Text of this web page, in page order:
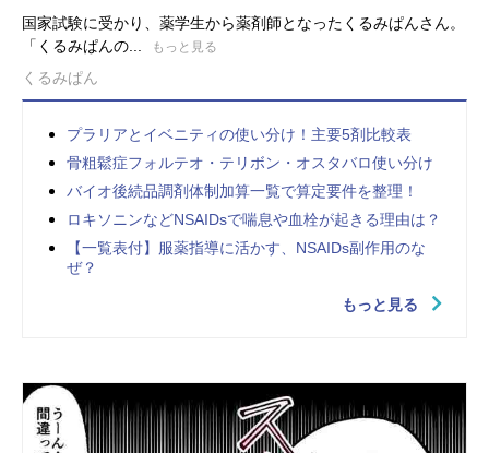
国家試験に受かり、薬学生から薬剤師となったくるみぱんさん。
「くるみぱんの...
もっと見る
くるみぱん
プラリアとイベニティの使い分け！主要5剤比較表
骨粗鬆症フォルテオ・テリボン・オスタバロ使い分け
バイオ後続品調剤体制加算一覧で算定要件を整理！
ロキソニンなどNSAIDsで喘息や血栓が起きる理由は？
【一覧表付】服薬指導に活かす、NSAIDs副作用のな
ぜ？
もっと見る